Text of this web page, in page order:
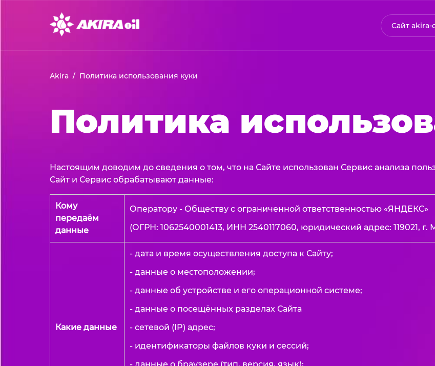
Сайт akira-
Akira Политика использования куки
Политика
Настоящим доводим до сведения о том, что на Сайте использован Сервис анализа
Сайт и Сервис обрабатывают данные:
Кому
передаём
данные
Оператору - Обществу с ограниченной ответственностью «ЯНДЕКС»
(ОГРН: 1062540001413, ИНН 2540117060, юридический адрес: 119021, г.
Какие данные
- дата и время осуществления доступа к Сайту;
- данные о местоположении;
- данные об устройстве и его операционной системе;
- данные о посещённых разделах Сайта
- сетевой (IP) адрес;
- идентификаторы файлов куки и сессий;